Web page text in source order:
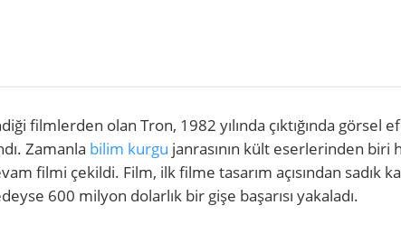
filmlerden olan Tron, 1982 yılında çıktığında görsel
Zamanla bilim kurgu janrasının kült eserlerinden biri
filmi çekildi. Film, ilk filme tasarım açısından sadık
600 milyon dolarlık bir gişe başarısı yakaladı.